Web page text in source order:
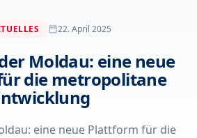
22. April 2025
Moldau: eine neue
die metropolitane
eine neue Plattform für die